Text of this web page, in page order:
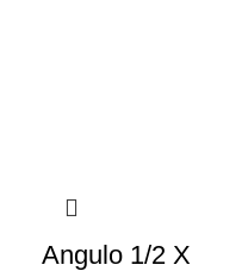
Angulo 1/2 X